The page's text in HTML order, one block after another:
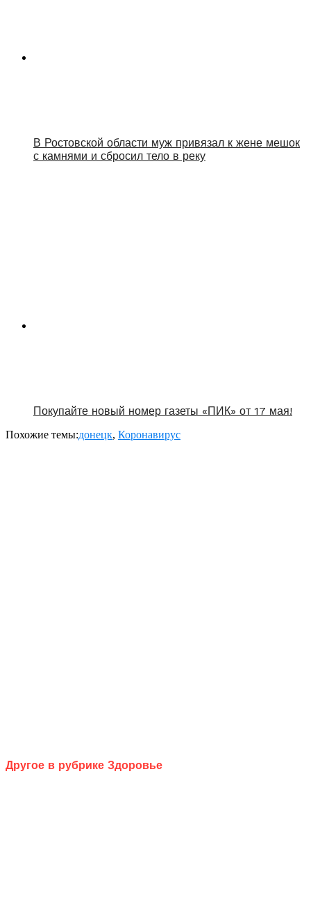
В Ростовской области муж привязал к жене мешок
с камнями и сбросил тело в реку
Покупайте новый номер газеты «ПИК» от 17 мая!
Похожие темы:донецк, Коронавирус
Другое в рубрике Здоровье